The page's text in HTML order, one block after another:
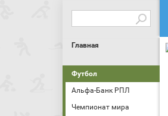
Главная
Футбол
Альфа-Банк РПЛ
Чемпионат мира